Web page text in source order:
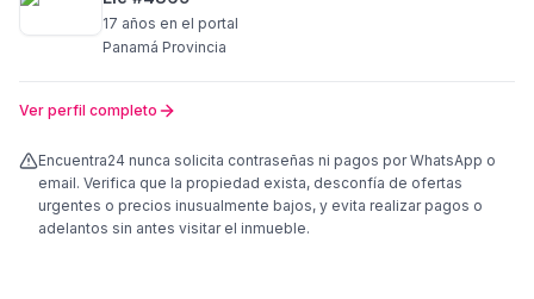
17 años en el portal
Panamá Provincia
Ver perfil completo
Encuentra24 nunca solicita contraseñas ni pagos por WhatsApp o
email. Verifica que la propiedad exista, desconfía de ofertas
urgentes o precios inusualmente bajos, y evita realizar pagos o
adelantos sin antes visitar el inmueble.